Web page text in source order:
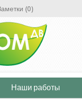
(0)
Наши работы